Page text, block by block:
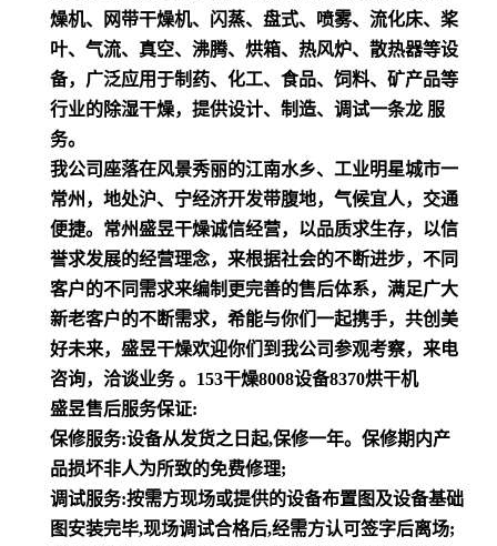
燥机、网带干燥机、闪蒸、盘式、喷雾、流化床、桨
叶、气流、真空、沸腾、烘箱、热风炉、散热器等设
备，广泛应用于制药、化工、食品、饲料、矿产品等
行业的除湿干燥，提供设计、制造、调试一条龙 服
务。
我公司座落在风景秀丽的江南水乡、工业明星城市一
常州，地处沪、宁经济开发带腹地，气候宜人，交通
便捷。常州盛昱干燥诚信经营，以品质求生存，以信
誉求发展的经营理念，来根据社会的不断进步，不同
客户的不同需求来编制更完善的售后体系，满足广大
新老客户的不断需求，希能与你们一起携手，共创美
好未来，盛昱干燥欢迎你们到我公司参观考察，来电
咨询，洽谈业务 。153干燥8008设备8370烘干机
盛昱售后服务保证:
保修服务:设备从发货之日起,保修一年。保修期内产
品损坏非人为所致的免费修理;
调试服务:按需方现场或提供的设备布置图及设备基础
图安装完毕,现场调试合格后,经需方认可签字后离场;